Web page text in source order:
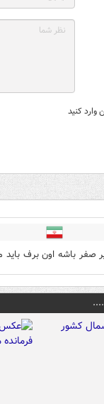
وارد کنید